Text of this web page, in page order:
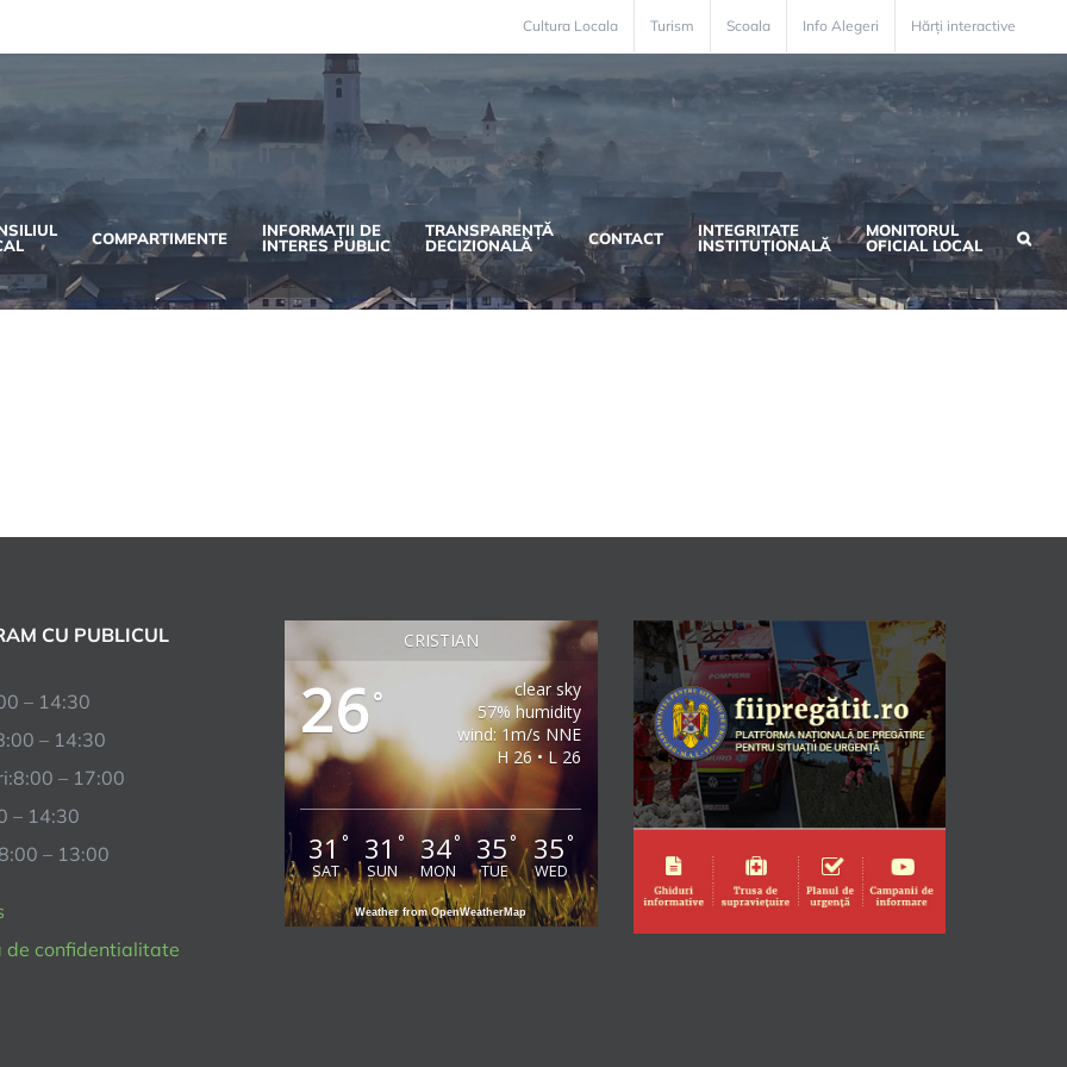
Cultura Locala Turism Scoala Info Alegeri Hărți interactive
COMPARTIMENTE
INFORMAȚII DE
INTERES PUBLIC
TRANSPARENȚĂ
DECIZIONALĂ
CONTACT
INTEGRITATE
INSTITUȚIONALĂ
MONITORUL
OFICIAL LOCAL
CU PUBLICUL
– 14:30
– 14:30
– 17:00
– 14:30
– 13:00
de confidentialitate
CRISTIAN
26°
clear sky
57% humidity
wind: 1m/s NNE
H 26 • L 26
31°
SAT
31°
SUN
34°
MON
35°
TUE
35°
WED
Weather from OpenWeatherMap